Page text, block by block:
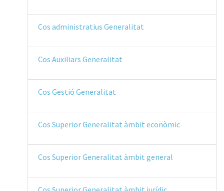
Cos administratius Generalitat
Cos Auxiliars Generalitat
Cos Gestió Generalitat
Cos Superior Generalitat àmbit econòmic
Cos Superior Generalitat àmbit general